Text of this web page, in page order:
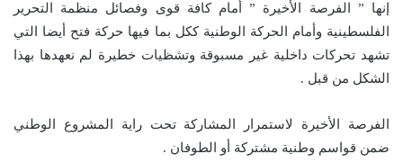
إنها ” الفرصة الأخيرة ” أمام كافة قوى وفصائل منظمة التحرير
الفلسطينية وأمام الحركة الوطنية ككل بما فيها حركة فتح أيضا التي
تشهد تحركات داخلية غير مسبوقة وتشظيات خطيرة لم نعهدها بهذا
الشكل من قبل .
الفرصة الأخيرة لاستمرار المشاركة تحت راية المشروع الوطني
ضمن قواسم وطنية مشتركة أو الطوفان .